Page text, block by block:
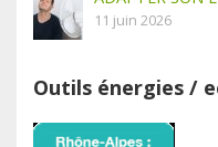
11 juin 2026
Outils énergies /